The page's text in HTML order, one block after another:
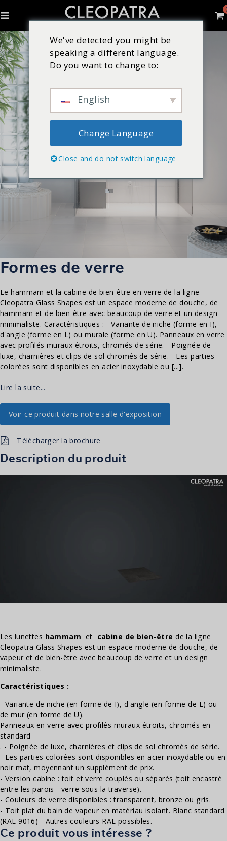
Formes de verre
Le hammam et la cabine de bien-être en verre de la ligne
Cleopatra Glass Shapes est un espace moderne de douche, de
hammam et de bien-être avec beaucoup de verre et un design
minimaliste. Caractéristiques : - Variante de niche (forme en I),
d'angle (forme en L) ou murale (forme en U). Panneaux en verre
avec profilés muraux étroits, chromés de série. - Poignée de
luxe, charnières et clips de sol chromés de série. - Les parties
colorées sont disponibles en acier inoxydable ou [...].
Lire la suite...
Voir ce produit dans notre salle d'exposition
Télécharger la brochure
Description du produit
Les lunettes hammam et cabine de bien-être de la ligne
Cleopatra Glass Shapes est un espace moderne de douche, de
vapeur et de bien-être avec beaucoup de verre et un design
minimaliste.
Caractéristiques :
- Variante de niche (en forme de I), d'angle (en forme de L) ou
de mur (en forme de U).
Panneaux en verre avec profilés muraux étroits, chromés en
standard
. - Poignée de luxe, charnières et clips de sol chromés de série.
- Les parties colorées sont disponibles en acier inoxydable ou en
noir mat, moyennant un supplément de prix.
- Version cabine : toit et verre couplés ou séparés (toit encastré
entre les parois - verre sous la traverse).
- Couleurs de verre disponibles : transparent, bronze ou gris.
- Toit plat du bain de vapeur en matériau isolant. Blanc standard
(RAL 9016) - Autres couleurs RAL possibles.
Ce produit vous intéresse ?
We've detected you might be
speaking a different language.
Do you want to change to:
English
Change Language
Close and do not switch language